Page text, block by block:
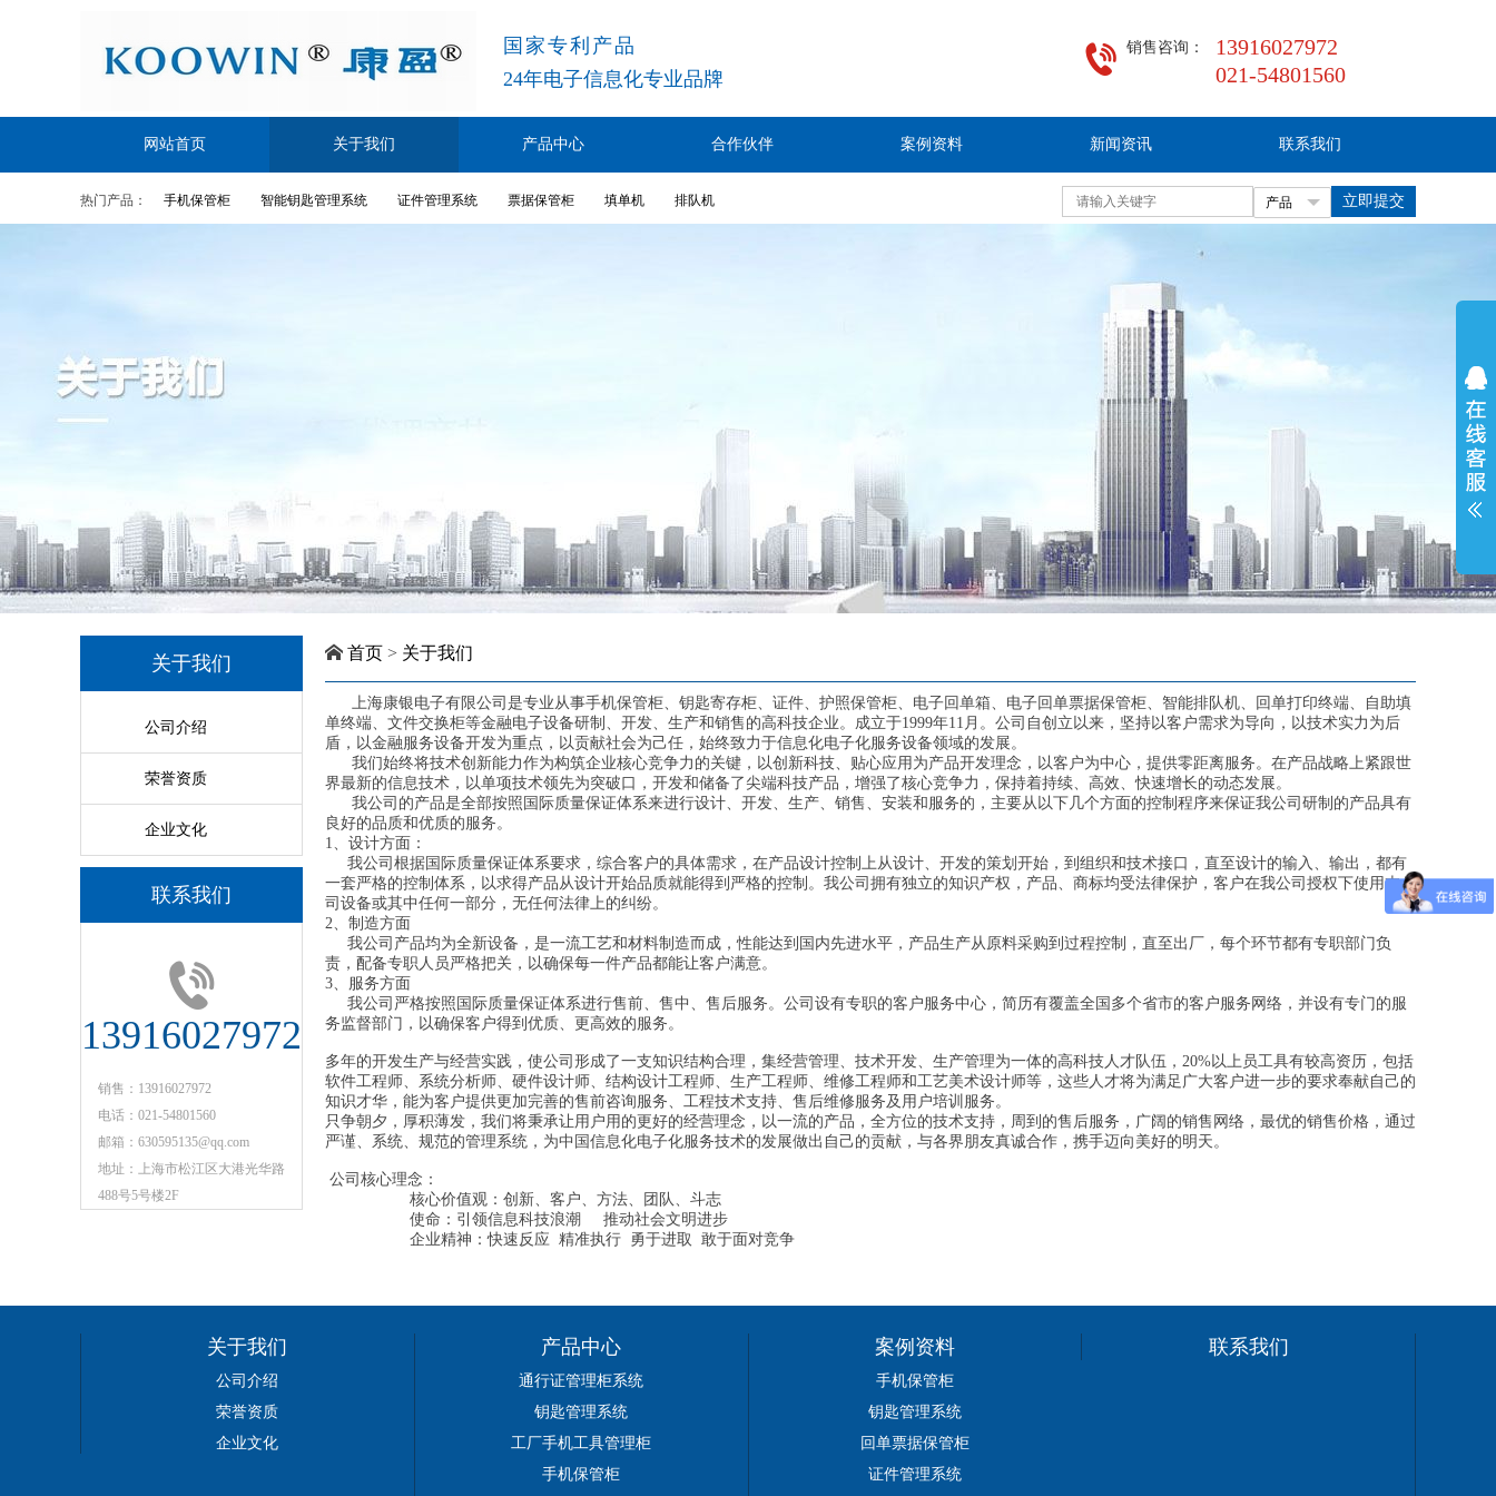
国家专利产品
24年电子信息化专业品牌
13916027972
021-54801560
网站首页 关于我们 产品中心 合作伙伴 案例资料 新闻资讯 联系我们
热门产品： 手机保管柜 智能钥匙管理系统 证件管理系统 票据保管柜 填单机 排队机 立即提交
关于我们
公司介绍
荣誉资质
企业文化
联系我们
13916027972
销售：13916027972
电话：021-54801560
邮箱：630595135@qq.com
地址：上海市松江区大港光华路
488号5号楼2F
首页 > 关于我们
上海康银电子有限公司是专业从事手机保管柜、钥匙寄存柜、证件、护照保管柜、电子回单箱、电子回单票据保管柜、智能排队机、回单打印终端、自助填
单终端、文件交换柜等金融电子设备研制、开发、生产和销售的高科技企业。成立于1999年11月。公司自创立以来，坚持以客户需求为导向，以技术实力为后
盾，以金融服务设备开发为重点，以贡献社会为己任，始终致力于信息化电子化服务设备领域的发展。
我们始终将技术创新能力作为构筑企业核心竞争力的关键，以创新科技、贴心应用为产品开发理念，以客户为中心，提供零距离服务。在产品战略上紧跟世
界最新的信息技术，以单项技术领先为突破口，开发和储备了尖端科技产品，增强了核心竞争力，保持着持续、高效、快速增长的动态发展。
我公司的产品是全部按照国际质量保证体系来进行设计、开发、生产、销售、安装和服务的，主要从以下几个方面的控制程序来保证我公司研制的产品具有
良好的品质和优质的服务。
1、设计方面：
我公司根据国际质量保证体系要求，综合客户的具体需求，在产品设计控制上从设计、开发的策划开始，到组织和技术接口，直至设计的输入、输出，都有
一套严格的控制体系，以求得产品从设计开始品质就能得到严格的控制。我公司拥有独立的知识产权，产品、商标均受法律保护，客户在我公司授权下使用本公
司设备或其中任何一部分，无任何法律上的纠纷。
2、制造方面
我公司产品均为全新设备，是一流工艺和材料制造而成，性能达到国内先进水平，产品生产从原料采购到过程控制，直至出厂，每个环节都有专职部门负
责，配备专职人员严格把关，以确保每一件产品都能让客户满意。
3、服务方面
我公司严格按照国际质量保证体系进行售前、售中、售后服务。公司设有专职的客户服务中心，简历有覆盖全国多个省市的客户服务网络，并设有专门的服
务监督部门，以确保客户得到优质、更高效的服务。
多年的开发生产与经营实践，使公司形成了一支知识结构合理，集经营管理、技术开发、生产管理为一体的高科技人才队伍，20%以上员工具有较高资历，包括
软件工程师、系统分析师、硬件设计师、结构设计工程师、生产工程师、维修工程师和工艺美术设计师等，这些人才将为满足广大客户进一步的要求奉献自己的
知识才华，能为客户提供更加完善的售前咨询服务、工程技术支持、售后维修服务及用户培训服务。
只争朝夕，厚积薄发，我们将秉承让用户用的更好的经营理念，以一流的产品，全方位的技术支持，周到的售后服务，广阔的销售网络，最优的销售价格，通过
严谨、系统、规范的管理系统，为中国信息化电子化服务技术的发展做出自己的贡献，与各界朋友真诚合作，携手迈向美好的明天。
公司核心理念：
核心价值观：创新、客户、方法、团队、斗志
使命：引领信息科技浪潮 推动社会文明进步
企业精神：快速反应 精准执行 勇于进取 敢于面对竞争
关于我们
公司介绍
荣誉资质
企业文化
产品中心
通行证管理柜系统
钥匙管理系统
工厂手机工具管理柜
手机保管柜
案例资料
手机保管柜
钥匙管理系统
回单票据保管柜
证件管理系统
联系我们